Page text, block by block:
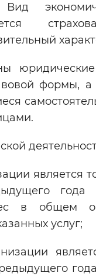
настройки
Вид
формы, а
является
года
в общем
услуг;